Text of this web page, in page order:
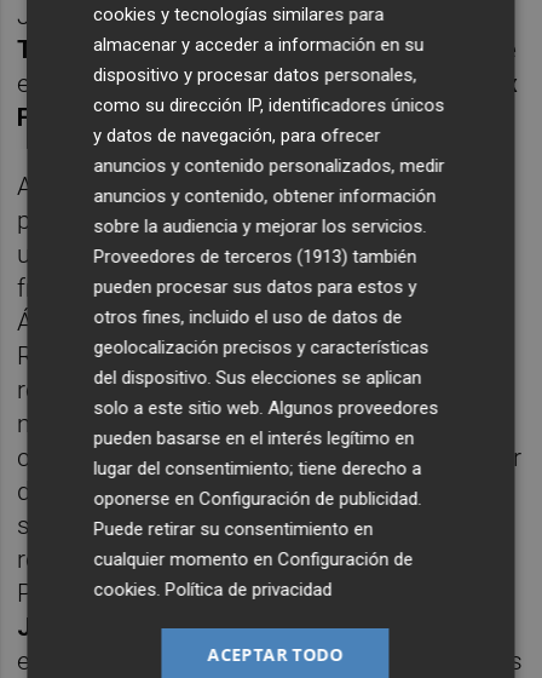
Josan recoge en la línea de fondo y asiste a
Tekio
cuyo disparo con marchamo de gol se
estrellaba en el cuerpo del exfranjiverde
Álex
Fernández .
Aunque el Cádiz respondió poco después
por mediación deAlberto Pereaque, tras
una acción personal dentro del área
franjiverde en la que se iba de Tekio y Jony
Álamo, obligaba a emplearse a fondo a San
Román para evitar el tanto visitante, la
realidad es que los gaditanos estuvieron
más lejos del gol en el segundo tiempo. Los
cambios introducidos por Cervera para tratar
de reorganizar y refrescar el ataque de los
suyos no terminaron surtiendo efecto, al
revés que los movimientos ordenados por
Pacheta que, especialmente con la entrada
Jonathas
, logró fijar a la defensa contraria y
empezar a hacer que el esférico rondara más
cookies y tecnologías similares para
almacenar y acceder a información en su
dispositivo y procesar datos personales,
como su dirección IP, identificadores únicos
y datos de navegación, para ofrecer
anuncios y contenido personalizados, medir
anuncios y contenido, obtener información
sobre la audiencia y mejorar los servicios.
Proveedores de terceros (1913) también
pueden procesar sus datos para estos y
otros fines, incluido el uso de datos de
geolocalización precisos y características
del dispositivo. Sus elecciones se aplican
solo a este sitio web. Algunos proveedores
pueden basarse en el interés legítimo en
lugar del consentimiento; tiene derecho a
oponerse enConfiguración de publicidad
Puede retirar su consentimiento en
cualquier momento enConfiguración de
cookies .Política de privacidad
ACEPTAR TODO